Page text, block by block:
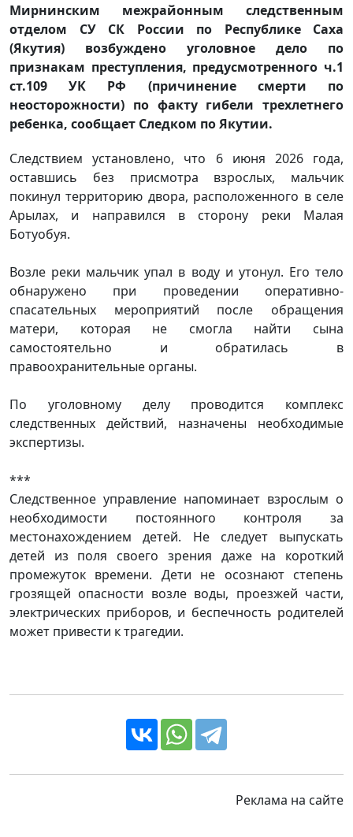
Мирнинским межрайонным следственным
отделом СУ СК России по Республике Саха
(Якутия) возбуждено уголовное дело по
признакам преступления, предусмотренного ч.1
ст.109 УК РФ (причинение смерти по
неосторожности) по факту гибели трехлетнего
ребенка, сообщает Следком по Якутии.
Следствием установлено, что 6 июня 2026 года,
оставшись без присмотра взрослых, мальчик
покинул территорию двора, расположенного в селе
Арылах, и направился в сторону реки Малая
Ботуобуя.
Возле реки мальчик упал в воду и утонул. Его тело
обнаружено при проведении оперативно-
спасательных мероприятий после обращения
матери, которая не смогла найти сына
самостоятельно и обратилась в
правоохранительные органы.
По уголовному делу проводится комплекс
следственных действий, назначены необходимые
экспертизы.
***
Следственное управление напоминает взрослым о
необходимости постоянного контроля за
местонахождением детей. Не следует выпускать
детей из поля своего зрения даже на короткий
промежуток времени. Дети не осознают степень
грозящей опасности возле воды, проезжей части,
электрических приборов, и беспечность родителей
может привести к трагедии.
Реклама на сайте